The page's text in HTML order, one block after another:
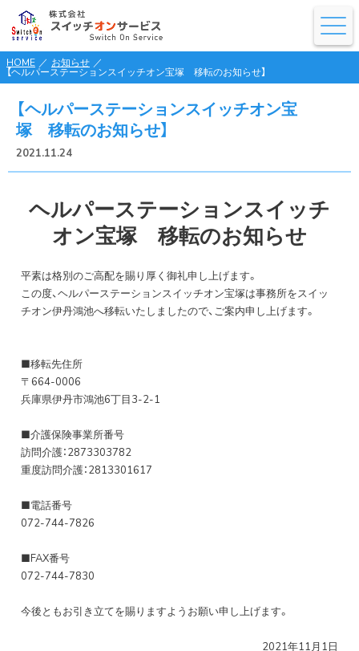
HOME ／ お知らせ ／
【ヘルパーステーションスイッチオン宝塚 移転のお知らせ】
【ヘルパーステーションスイッチオン宝
塚 移転のお知らせ】
2021.11.24
ヘルパーステーションスイッチ
オン宝塚 移転のお知らせ
平素は格別のご高配を賜り厚く御礼申し上げます。
この度、ヘルパーステーションスイッチオン宝塚は事務所をスイッ
チオン伊丹鴻池へ移転いたしましたので、ご案内申し上げます。
■移転先住所
〒664-0006
兵庫県伊丹市鴻池6丁目3-2-1
■介護保険事業所番号
訪問介護：2873303782
重度訪問介護：2813301617
■電話番号
072-744-7826
■FAX番号
072-744-7830
今後ともお引き立てを賜りますようお願い申し上げます。
2021年11月1日